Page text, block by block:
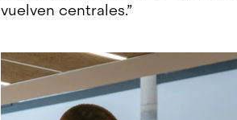
vuelven centrales.”